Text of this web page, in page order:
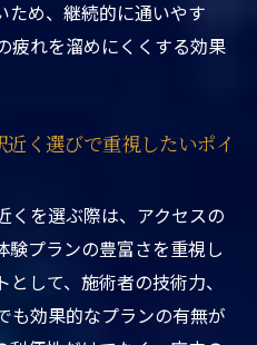
スパ駅近くで効率的に
スパ駅近くの施術効果
体験で得られるリラッ
ため、継続的に通いやす
疲れを溜めにくくする効果
く選びで重視したいポイ
くを選ぶ際は、アクセスの
験プランの豊富さを重視し
して、施術者の技術力、
も効果的なプランの有無が